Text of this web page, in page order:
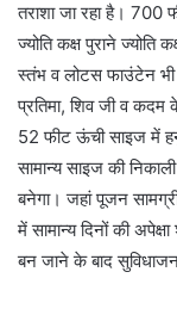
तराशा जा रहा है। 700
ज्योति कक्ष पुराने ज्योति
स्तंभ व लोटस फाउंटेन भी
प्रतिमा, शिव जी व कदम
52 फीट ऊंची साइज में
सामान्य साइज की
बनेगा। जहां पूजन
में सामान्य दिनों की
बन जाने के बाद